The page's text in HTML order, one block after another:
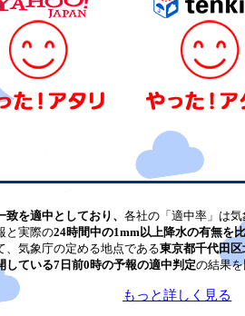
を適中としており、 各社の「適中率」は気
と実際の24時間中の1mm以上降水の有無を比
気象庁の定める地点である東京都千代田区
している7日前0時の予報の適中判定の結果を
もっと詳しく見る